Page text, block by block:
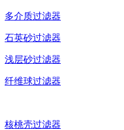
多介质过滤器
石英砂过滤器
浅层砂过滤器
纤维球过滤器
核桃壳过滤器